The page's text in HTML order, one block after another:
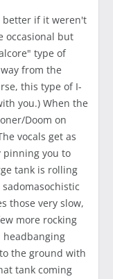
better if it weren't
occasional but
type of
from the
this type of I-
you.) When the
Doom on
vocals get as
pinning you to
tank is rolling
those very slow,
more rocking
headbanging
the ground with
tank coming